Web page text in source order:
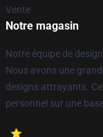
Vente
Notre magasin
Notre équipe de
Nous avons une
designs attrayants.
personnel sur une